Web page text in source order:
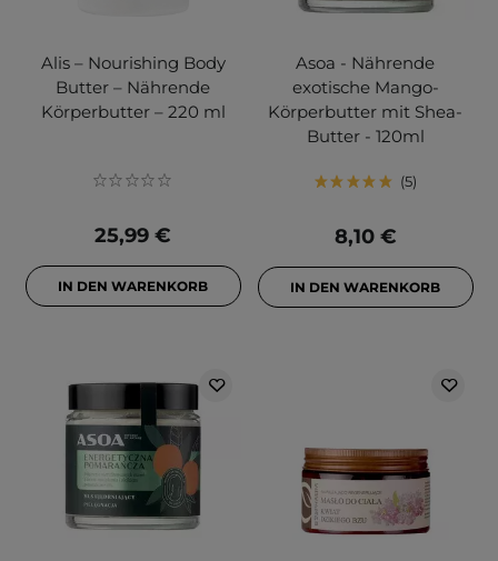
Alis – Nourishing Body
Butter – Nährende
Körperbutter – 220 ml
25,99 €
IN DEN WARENKORB
Asoa - Nährende
exotische Mango-
Körperbutter mit Shea-
Butter - 120ml
5
8,10 €
IN DEN WARENKORB